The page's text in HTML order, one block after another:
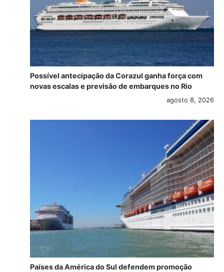
Possível antecipação da Corazul ganha força com
novas escalas e previsão de embarques no Rio
agosto 8, 2026
Países da América do Sul defendem promoção